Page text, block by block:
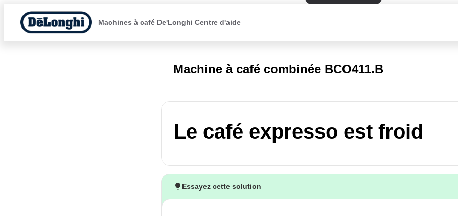
Machines à café De'Longhi Centre d'aide
Machine à café combinée BCO411.B
Le café expresso est froid
Essayez cette solution